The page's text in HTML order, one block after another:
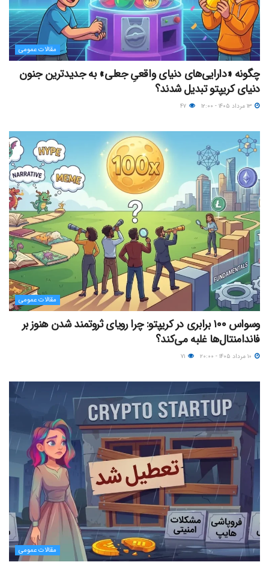
مقالات عمومی
چگونه «دارایی‌های دنیای واقعیِ جعلی» به جدیدترین جنون
دنیای کریپتو تبدیل شدند؟
مقالات عمومی
وسواس ۱۰۰ برابری در کریپتو: چرا رویای ثروتمند شدن هنوز بر
فاندامنتال‌ها غلبه می‌کند؟
مقالات عمومی